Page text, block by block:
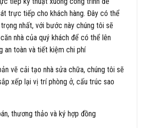
trực tiếp cho khách hàng. Đây có thể
nhất, với bước này chúng tôi sẽ
nhà của quý khách để có thể lên
an toàn và tiết kiệm chi phí
vẽ cải tạo nhà sửa chữa, chúng tôi sẽ
xếp lại vị trí phòng ở, cấu trúc sao
thương thảo và ký hợp đồng